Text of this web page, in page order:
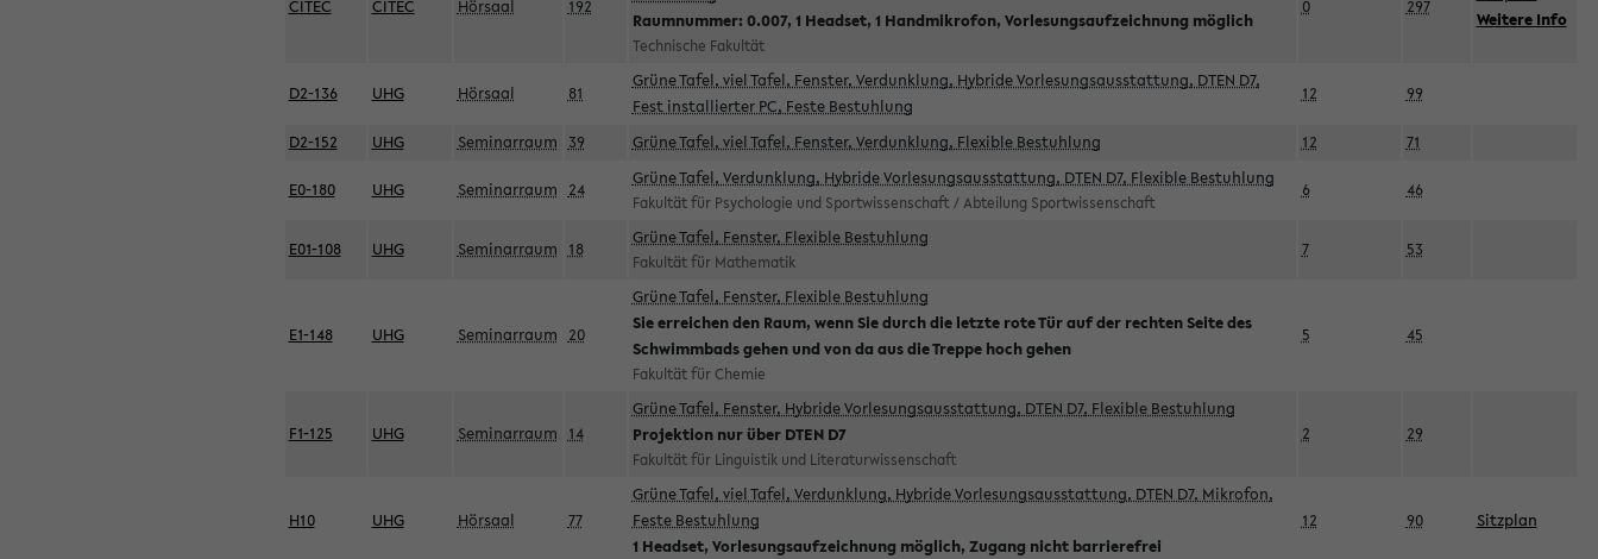
CITEC CITEC Hörsaal 192
Raumnummer: 0.007, 1 Headset, 1 Handmikrofon, Vorlesungsaufzeichnung möglich
Technische Fakultät
0 297
Weitere Info
D2-136 UHG Hörsaal 81
Grüne Tafel, viel Tafel, Fenster, Verdunklung, Hybride Vorlesungsausstattung, DTEN D7,
Fest installierter PC, Feste Bestuhlung
12 99
D2-152 UHG Seminarraum 39 Grüne Tafel, viel Tafel, Fenster, Verdunklung, Flexible Bestuhlung 12 71
E0-180 UHG Seminarraum 24
Grüne Tafel, Verdunklung, Hybride Vorlesungsausstattung, DTEN D7, Flexible Bestuhlung
Fakultät für Psychologie und Sportwissenschaft / Abteilung Sportwissenschaft
6 46
E01-108 UHG Seminarraum 18
Grüne Tafel, Fenster, Flexible Bestuhlung
Fakultät für Mathematik
7 53
E1-148 UHG Seminarraum 20
Grüne Tafel, Fenster, Flexible Bestuhlung
Sie erreichen den Raum, wenn Sie durch die letzte rote Tür auf der rechten Seite des
Schwimmbads gehen und von da aus die Treppe hoch gehen
Fakultät für Chemie
5 45
F1-125 UHG Seminarraum 14
Grüne Tafel, Fenster, Hybride Vorlesungsausstattung, DTEN D7, Flexible Bestuhlung
Projektion nur über DTEN D7
Fakultät für Linguistik und Literaturwissenschaft
2 29
H10 UHG Hörsaal 77
Grüne Tafel, viel Tafel, Verdunklung, Hybride Vorlesungsausstattung, DTEN D7, Mikrofon,
Feste Bestuhlung
1 Headset, Vorlesungsaufzeichnung möglich, Zugang nicht barrierefrei
12 90 Sitzplan